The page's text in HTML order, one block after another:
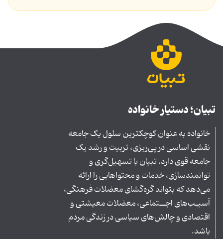
تبیان؛ دستیار خانواده
خانواده به عنوان کوچکترین سلول یک جامعه
نقشی اساسی در پی‌ریزی، تربیت و رشد یک
جامعه قوی دارد. تبیان با تسهیل‌گری و
توانمندسازی، خدمات و محتواهایی را ارائه
می‌دهد که بتواند گره‌گشای معضلات فرهنگی،
آسیـب‌های اجــتماعی، معضلات معیشتی و
اقتصادی و چالش‌های سیاسی در زندگی مردم
باشد.